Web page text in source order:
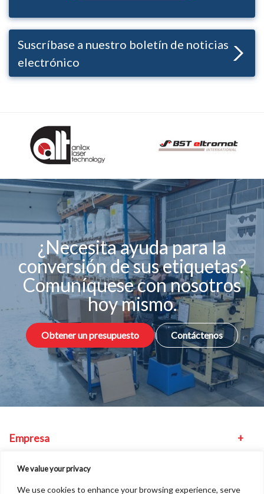
We value your privacy
We use cookies to enhance your browsing experience, serve
Suscríbase a nuestro boletín de noticias
electrónico
¿Necesita ayuda para la
conversión de sus etiquetas?
Comuníquese con nosotros
hoy mismo.
Obtener un presupuesto Contáctenos
Empresa
Equipo